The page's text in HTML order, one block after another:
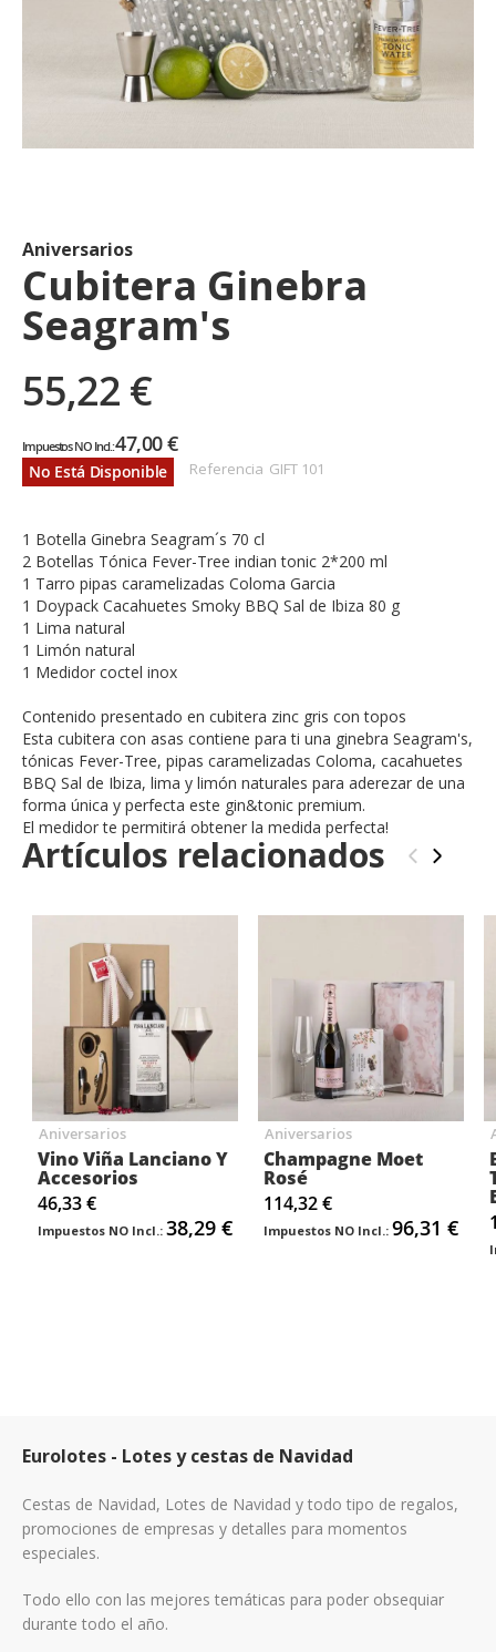
de
la
galería
de
imágenes
Aniversarios
Cubitera Ginebra
Seagram's
55,22 €
47,00 €
No Está Disponible Referencia GIFT 101
1 Botella Ginebra Seagram´s 70 cl
2 Botellas Tónica Fever-Tree indian tonic 2*200 ml
1 Tarro pipas caramelizadas Coloma Garcia
1 Doypack Cacahuetes Smoky BBQ Sal de Ibiza 80 g
1 Lima natural
1 Limón natural
1 Medidor coctel inox
Contenido presentado en cubitera zinc gris con topos
Esta cubitera con asas contiene para ti una ginebra Seagram's,
tónicas Fever-Tree, pipas caramelizadas Coloma, cacahuetes
BBQ Sal de Ibiza, lima y limón naturales para aderezar de una
forma única y perfecta este gin&tonic premium.
El medidor te permitirá obtener la medida perfecta!
Artículos relacionados ‹ ›
Aniversarios
Vino Viña Lanciano Y
Accesorios
46,33 €
38,29 €
Aniversarios
Champagne Moet
Rosé
114,32 €
96,31 €
Eurolotes - Lotes y cestas de Navidad
Cestas de Navidad, Lotes de Navidad y todo tipo de regalos,
promociones de empresas y detalles para momentos
especiales.
Todo ello con las mejores temáticas para poder obsequiar
durante todo el año.